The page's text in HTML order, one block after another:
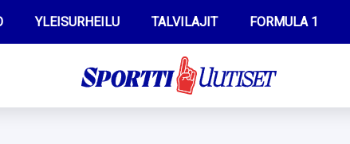
YLEISURHEILU TALVILAJIT FORMULA 1